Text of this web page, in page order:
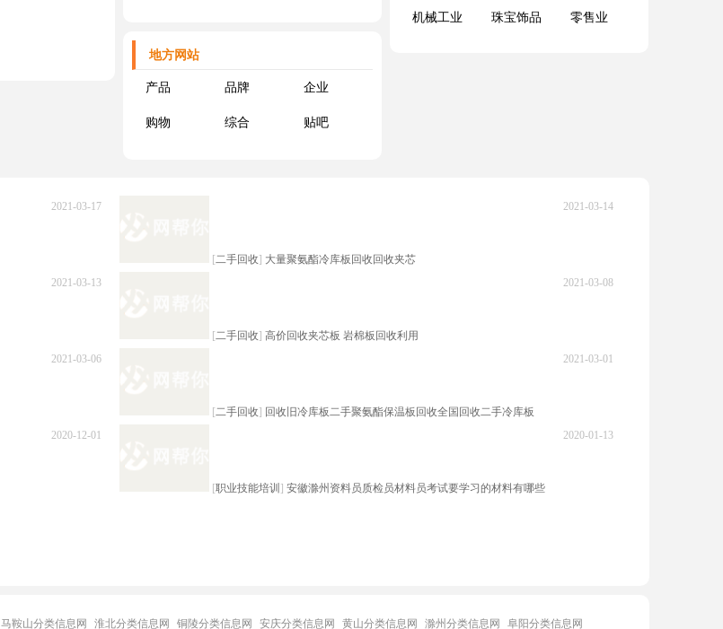
机械工业 珠宝饰品 零售业
地方网站
产品 品牌 企业
购物 综合 贴吧
2021-03-17 2021-03-14
[二手回收] 大量聚氨酯冷库板回收回收夹芯
2021-03-13
2021-03-08
[二手回收] 高价回收夹芯板 岩棉板回收利用
2021-03-06
2021-03-01
[二手回收] 回收旧冷库板二手聚氨酯保温板回收全国回收二手冷库板
2020-12-01
2020-01-13
[职业技能培训 ] 安徽滁州资料员质检员材料员考试要学习的材料有哪些
马鞍山分类信息网 淮北分类信息网 铜陵分类信息网 安庆分类信息网 黄山分类信息网 滁州分类信息网 阜阳分类信息网